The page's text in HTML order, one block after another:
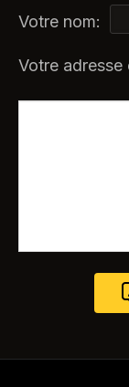
Votre nom:
Votre adresse